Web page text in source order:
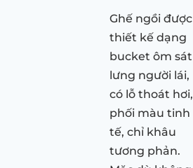
Ghế ngồi được
thiết kế dạng
bucket ôm sát
lưng người lái,
có lỗ thoát hơi,
phối màu tinh
tế, chỉ khâu
tương phản.